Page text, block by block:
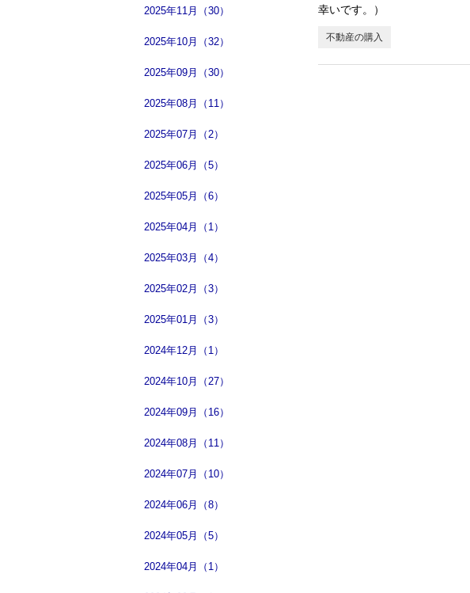
2025年11月（30）
2025年10月（32）
2025年09月（30）
2025年08月（11）
2025年07月（2）
2025年06月（5）
2025年05月（6）
2025年04月（1）
2025年03月（4）
2025年02月（3）
2025年01月（3）
2024年12月（1）
2024年10月（27）
2024年09月（16）
2024年08月（11）
2024年07月（10）
2024年06月（8）
2024年05月（5）
2024年04月（1）
幸いです。）
不動産の購入